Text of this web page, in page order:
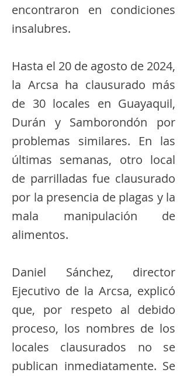
encontraron en condiciones
insalubres.
Hasta el 20 de agosto de 2024,
la Arcsa ha clausurado más
de 30 locales en Guayaquil,
Durán y Samborondón por
problemas similares. En las
últimas semanas, otro local
de parrilladas fue clausurado
por la presencia de plagas y la
mala manipulación de
alimentos.
Daniel Sánchez, director
Ejecutivo de la Arcsa, explicó
que, por respeto al debido
proceso, los nombres de los
locales clausurados no se
publican inmediatamente. Se